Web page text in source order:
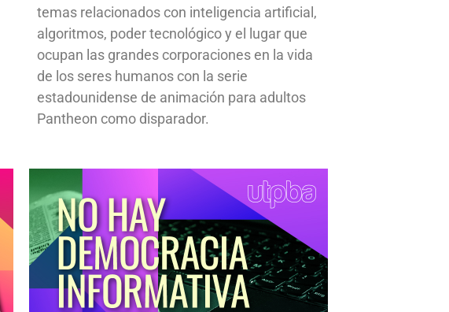
temas relacionados con inteligencia artificial,
algoritmos, poder tecnológico y el lugar que
ocupan las grandes corporaciones en la vida
de los seres humanos con la serie
estadounidense de animación para adultos
Pantheon como disparador.